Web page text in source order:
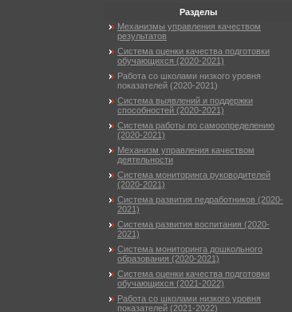
Разделы
Механизмы управления качеством
результатов
Система оценки качества подготовки
обучающихся (2020-2021)
Работа со школами низкого уровня
показателей (2020-2021)
Система выявлений и поддержки
способностей (2020-2021)
Система работы по самоопределению
(2020-2021)
Механизм управления качеством
деятельности
Система мониторинга руководителей
(2020-2021)
Система развития педработников (2020-
2021)
Система развития воспитания (2020-
2021)
Система мониторинга дошкольного
образования (2020-2021)
Система оценки качества подготовки
обучающихся (2021-2022)
Работа со школами низкого уровня
показателей (2021-2022)